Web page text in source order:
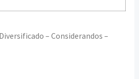
– Considerandos –